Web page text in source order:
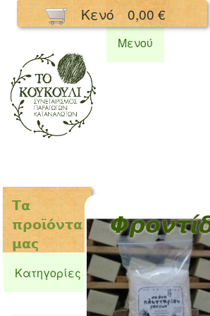
Παράκαμψη
προς το
κυρίως
Κενό 0,00 €
Μενού
Τα
προϊόντα
μας
Κατηγορίες